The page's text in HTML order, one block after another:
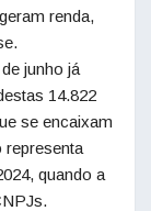
renda,
junho já
14.822
se encaixam
representa
quando a